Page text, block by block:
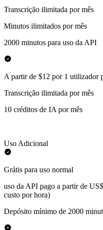
Transcrição ilimitada por mês
Minutos ilimitados por mês
2000 minutos para uso da API
A partir de $12 por 1 utilizador
Transcrição ilimitada por mês
10 créditos de IA por mês
Uso Adicional
Grátis para uso normal
uso da API pago a partir de
custo por hora)
Depósito mínimo de 2000